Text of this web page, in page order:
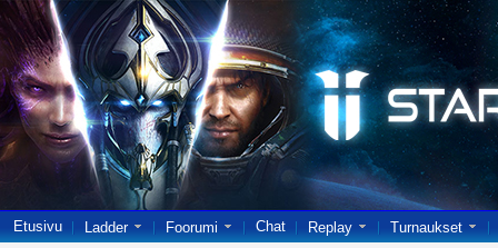
Etusivu Ladder Foorumi Chat Replay Turnaukset